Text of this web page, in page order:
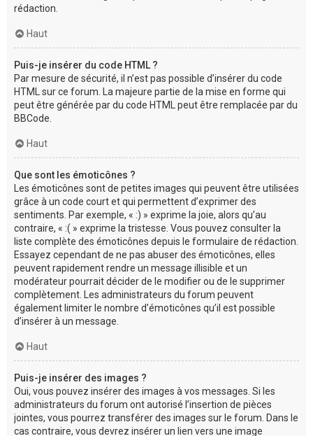
rédaction.
Haut
Puis-je insérer du code HTML ?
Par mesure de sécurité, il n’est pas possible d’insérer du code
HTML sur ce forum. La majeure partie de la mise en forme qui
peut être générée par du code HTML peut être remplacée par du
BBCode.
Haut
Que sont les émoticônes ?
Les émoticônes sont de petites images qui peuvent être utilisées
grâce à un code court et qui permettent d’exprimer des
sentiments. Par exemple, « :) » exprime la joie, alors qu’au
contraire, « :( » exprime la tristesse. Vous pouvez consulter la
liste complète des émoticônes depuis le formulaire de rédaction.
Essayez cependant de ne pas abuser des émoticônes, elles
peuvent rapidement rendre un message illisible et un
modérateur pourrait décider de le modifier ou de le supprimer
complètement. Les administrateurs du forum peuvent
également limiter le nombre d’émoticônes qu’il est possible
d’insérer à un message.
Haut
Puis-je insérer des images ?
Oui, vous pouvez insérer des images à vos messages. Si les
administrateurs du forum ont autorisé l’insertion de pièces
jointes, vous pourrez transférer des images sur le forum. Dans le
cas contraire, vous devrez insérer un lien vers une image